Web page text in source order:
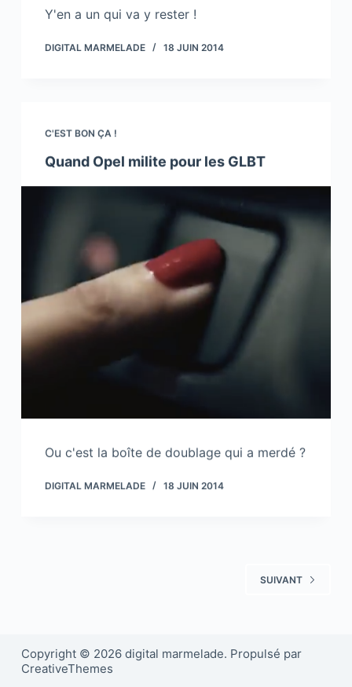
Y'en a un qui va y rester !
DIGITAL MARMELADE 18 JUIN 2014
C'EST BON ÇA !
Quand Opel milite pour les GLBT
Ou c'est la boîte de doublage qui a merdé ?
DIGITAL MARMELADE 18 JUIN 2014
SUIVANT
Copyright © 2026 digital marmelade. Propulsé par
CreativeThemes